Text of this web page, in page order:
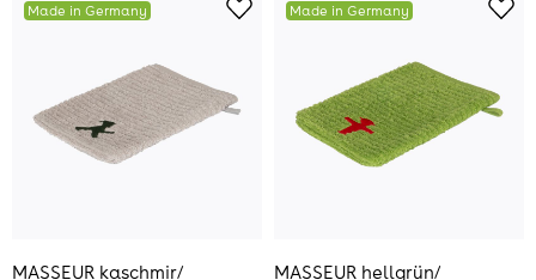
Made in Germany
MASSEUR kaschmir/
Made in Germany
MASSEUR hellgrün/